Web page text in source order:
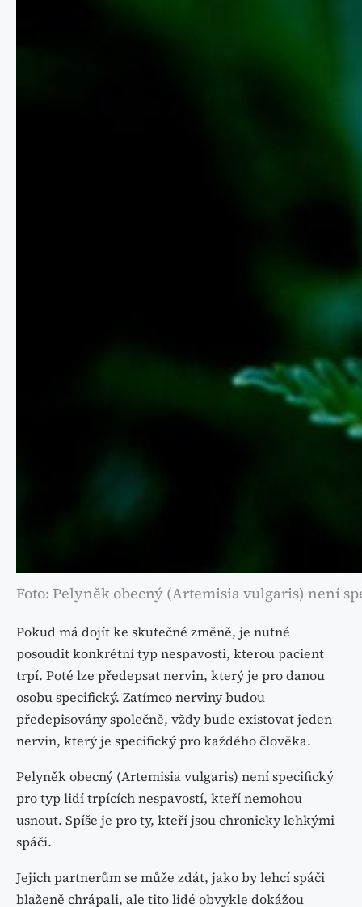
Foto: Pelyněk obecný (Artemisia vulgaris) není
Pokud má dojít ke skutečné změně, je nutné
posoudit konkrétní typ nespavosti, kterou pacient
trpí. Poté lze předepsat nervin, který je pro danou
osobu specifický. Zatímco nerviny budou
předepisovány společně, vždy bude existovat jeden
nervin, který je specifický pro každého člověka.
Pelyněk obecný (Artemisia vulgaris) není specifický
pro typ lidí trpících nespavostí, kteří nemohou
usnout. Spíše je pro ty, kteří jsou chronicky lehkými
spáči.
Jejich partnerům se může zdát, jako by lehcí spáči
blaženě chrápali, ale tito lidé obvykle dokážou